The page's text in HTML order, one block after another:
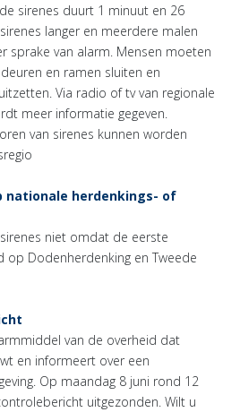
sirenes duurt 1 minuut en 26
langer en meerdere malen
sprake van alarm. Mensen moeten
en ramen sluiten en
Via radio of tv van regionale
meer informatie gegeven.
van sirenes kunnen worden
nationale herdenkings- of
niet omdat de eerste
op Dodenherdenking en Tweede
van de overheid dat
en informeert over een
Op maandag 8 juni rond 12
uitgezonden. Wilt u